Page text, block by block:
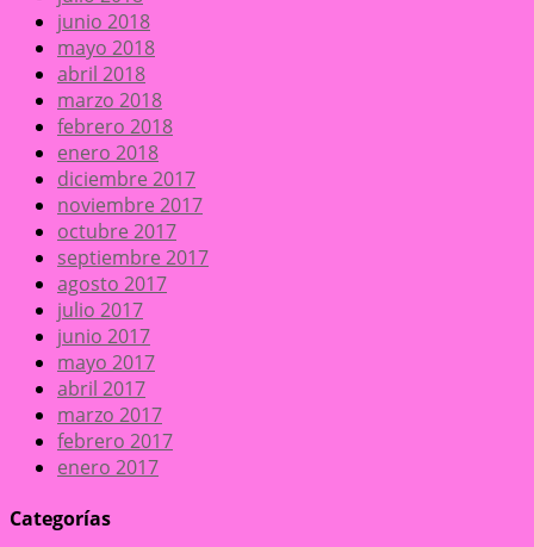
junio 2018
mayo 2018
abril 2018
marzo 2018
febrero 2018
enero 2018
diciembre 2017
noviembre 2017
octubre 2017
septiembre 2017
agosto 2017
julio 2017
junio 2017
mayo 2017
abril 2017
marzo 2017
febrero 2017
enero 2017
Categorías